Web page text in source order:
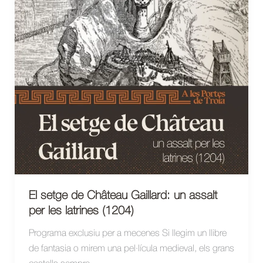
El setge de Château Gaillard: un assalt
per les latrines (1204)
Programa exclusiu per a mecenes Si llegim un llibre
de fantasia o mirem una pel·lícula medieval, els grans